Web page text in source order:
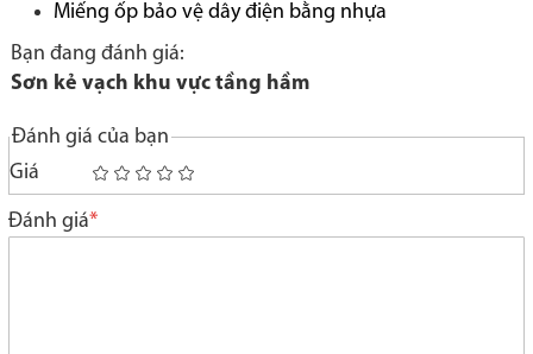
Miếng ốp bảo vệ dây điện bằng nhựa
Bạn đang đánh giá:
Sơn kẻ vạch khu vực tầng hầm
Đánh giá của bạn
Giá
1
star
2
stars
3
stars
4
stars
5
stars
Đánh giá